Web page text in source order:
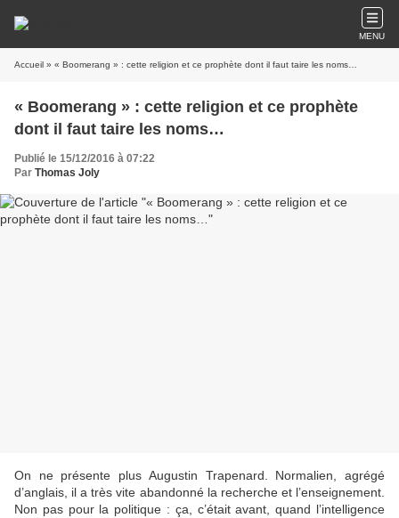
MENU
Accueil » « Boomerang » : cette religion et ce prophète dont il faut taire les noms…
« Boomerang » : cette religion et ce prophète
dont il faut taire les noms…
Publié le 15/12/2016 à 07:22
Par Thomas Joly
On ne présente plus Augustin Trapenard. Normalien, agrégé
d’anglais, il a très vite abandonné la recherche et l’enseignement.
Non pas pour la politique : ça, c’était avant, quand l’intelligence